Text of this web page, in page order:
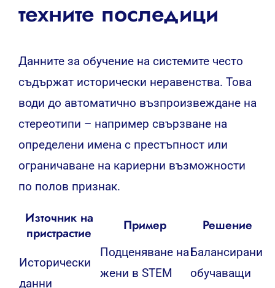
техните последици
Данните за обучение на системите често
съдържат исторически неравенства. Това
води до автоматично възпроизвеждане на
стереотипи – например свързване на
определени имена с престъпност или
ограничаване на кариерни възможности
по полов признак.
Източник на
пристрастие
Пример Решение
Исторически
данни
Подценяване на
жени в STEM
Балансирани
обучаващи